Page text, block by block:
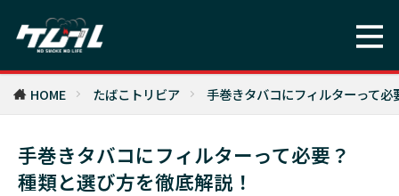
HOME たばこトリビア 手巻きタバコにフィルターって
手巻きタバコにフィルターって必要？
種類と選び方を徹底解説！